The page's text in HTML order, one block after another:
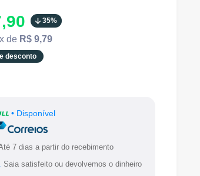
35%
de R$ 9,79
desconto
• Disponível
7 dias a partir do recebimento
Saia satisfeito ou devolvemos o dinheiro